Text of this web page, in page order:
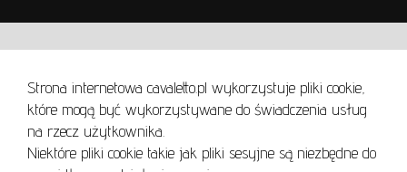
Strona internetowa cavaletto.pl wykorzystuje pliki cookie,
które mogą być wykorzystywane do świadczenia usług
na rzecz użytkownika.
Niektóre pliki cookie takie jak pliki sesyjne są niezbędne do
REGULAMIN
REGULAMIN AUKCJI
POLITYKA PRYWATNOŚCI